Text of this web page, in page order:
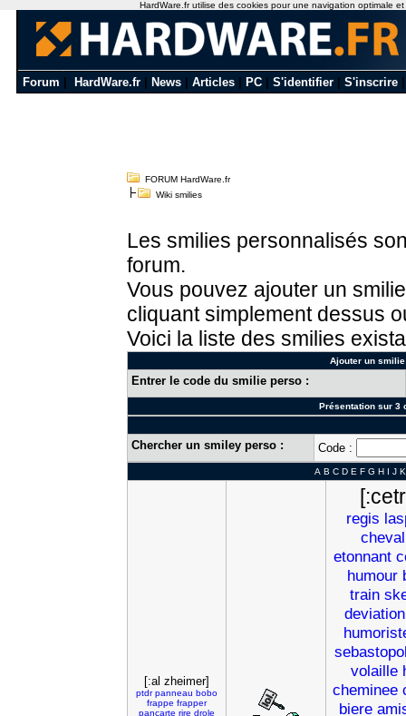
Forum HardWare.fr News Articles PC S'identifier S'inscrire
FORUM HardWare.fr
Wiki smilies
Les smilies personnalisés
forum.
Vous pouvez ajouter un
cliquant simplement dessus
Voici la liste des smilies
Ajouter un
Entrer le code du smilie perso :
Présentation sur 3
Chercher un smiley perso : Code :
A B C D E F G H I J K
[:al zheimer]
ptdr panneau bobo
frappe frapper
pancarte rire drole
regis
etonnant
humour
train
deviation
volaille
cheminee
biere
HardWare.fr utilise des cookies pour une navigation optimale